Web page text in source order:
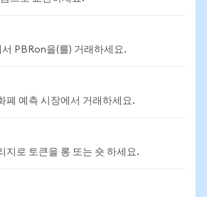
PBRon을(를) 거래하세요.
폐 예측 시장에서 거래하세요.
지로 토큰을 롱 또는 숏 하세요.